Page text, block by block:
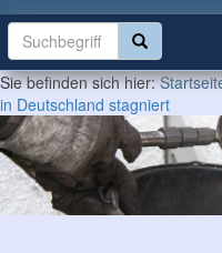
Sie befinden sich hier:
in Deutschland stagniert